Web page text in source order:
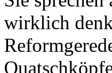
wirklich